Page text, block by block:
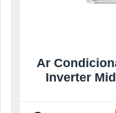
Ar
Inverter